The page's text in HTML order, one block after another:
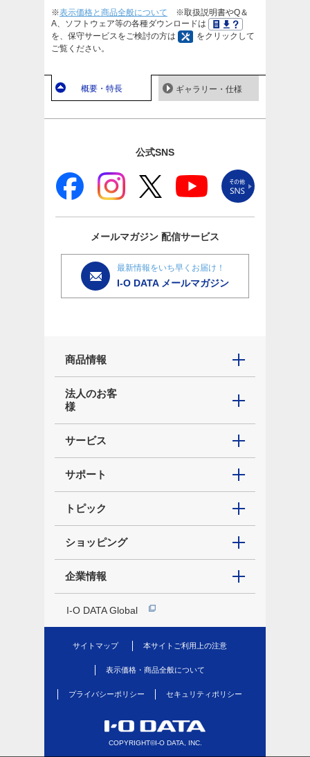
※表示価格と商品全般について ※取扱説明書やQ＆
A、ソフトウェア等の各種ダウンロードは
を、保守サービスをご検討の方は
をクリックして
ご覧ください。
概要・特長 ギャラリー・仕様
公式SNS
メールマガジン 配信サービス
最新情報をいち早くお届け！
I-O DATA メールマガジン
商品情報
法人のお客
様
サービス
サポート
トピック
ショッピング
企業情報
I-O DATA Global
サイトマップ 本サイトご利用上の注意
表示価格・商品全般について
プライバシーポリシー セキュリティポリシー
COPYRIGHT©I-O DATA, INC.